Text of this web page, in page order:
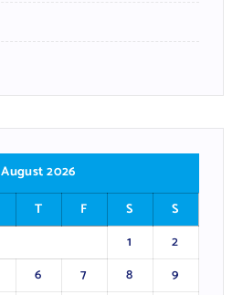
August 2026
T F S
S
1
2
6 7 8
9